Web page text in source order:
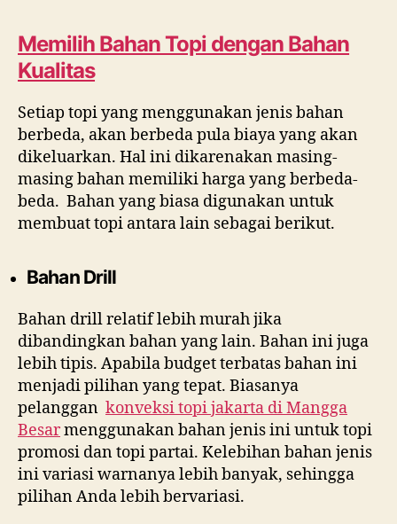
Memilih Bahan Topi dengan Bahan
Kualitas
Setiap topi yang menggunakan jenis bahan
berbeda, akan berbeda pula biaya yang akan
dikeluarkan. Hal ini dikarenakan masing-
masing bahan memiliki harga yang berbeda-
beda. Bahan yang biasa digunakan untuk
membuat topi antara lain sebagai berikut.
Bahan Drill
Bahan drill relatif lebih murah jika
dibandingkan bahan yang lain. Bahan ini juga
lebih tipis. Apabila budget terbatas bahan ini
menjadi pilihan yang tepat. Biasanya
pelanggan konveksi topi jakarta diMangga
Besarmenggunakan bahan jenis ini untuk topi
promosi dan topi partai. Kelebihan bahan jenis
ini variasi warnanya lebih banyak, sehingga
pilihan Anda lebih bervariasi.